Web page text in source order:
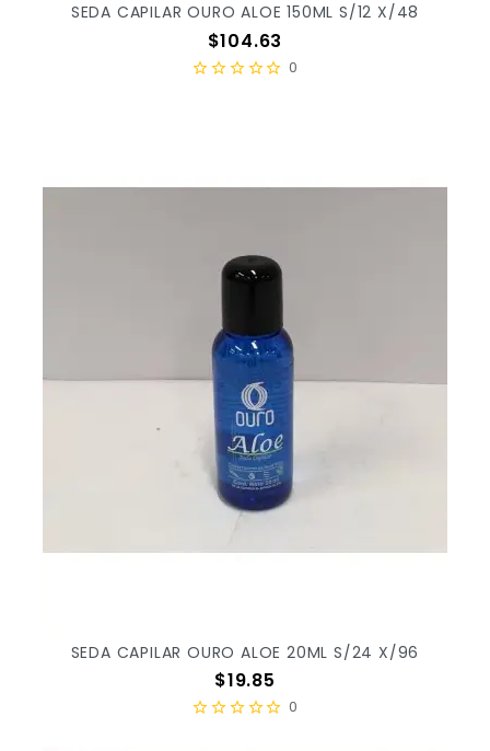
SEDA CAPILAR OURO ALOE 150ML S/12 X/48
Precio
$104.63
0
SEDA CAPILAR OURO ALOE 20ML S/24 X/96
Precio
$19.85
0